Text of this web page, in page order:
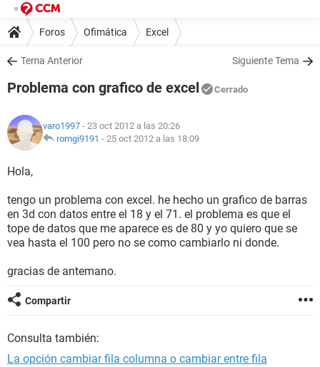
Foros Ofimática Excel
Tema Anterior Siguiente Tema
Problema con grafico de excel Cerrado
varo1997 - 23 oct 2012 a las 20:26
romgi9191 - 25 oct 2012 a las 18:09
Hola,
tengo un problema con excel. he hecho un grafico de barras
en 3d con datos entre el 18 y el 71. el problema es que el
tope de datos que me aparece es de 80 y yo quiero que se
vea hasta el 100 pero no se como cambiarlo ni donde.
gracias de antemano.
Compartir
Consulta también:
La opción cambiar fila columna o cambiar entre fila